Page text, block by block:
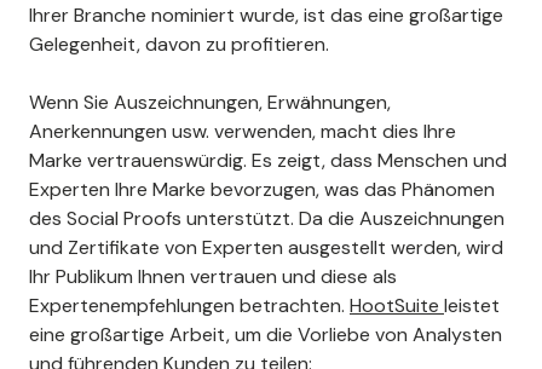
Ihrer Branche nominiert wurde, ist das eine großartige
Gelegenheit, davon zu profitieren.
Wenn Sie Auszeichnungen, Erwähnungen,
Anerkennungen usw. verwenden, macht dies Ihre
Marke vertrauenswürdig. Es zeigt, dass Menschen und
Experten Ihre Marke bevorzugen, was das Phänomen
des Social Proofs unterstützt. Da die Auszeichnungen
und Zertifikate von Experten ausgestellt werden, wird
Ihr Publikum Ihnen vertrauen und diese als
Expertenempfehlungen betrachten. HootSuite leistet
eine großartige Arbeit, um die Vorliebe von Analysten
und führenden Kunden zu teilen: